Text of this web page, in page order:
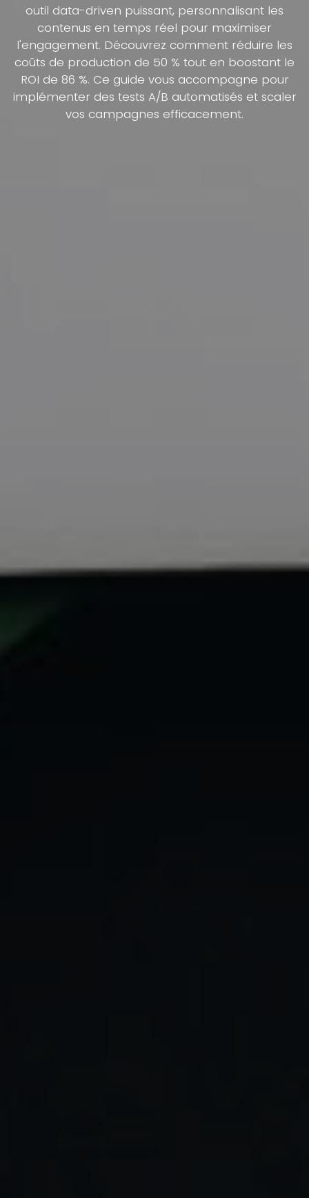
outil data-driven puissant, personnalisant les
contenus en temps réel pour maximiser
l'engagement. Découvrez comment réduire les
coûts de production de 50 % tout en boostant le
ROI de 86 %. Ce guide vous accompagne pour
implémenter des tests A/B automatisés et scaler
vos campagnes efficacement.